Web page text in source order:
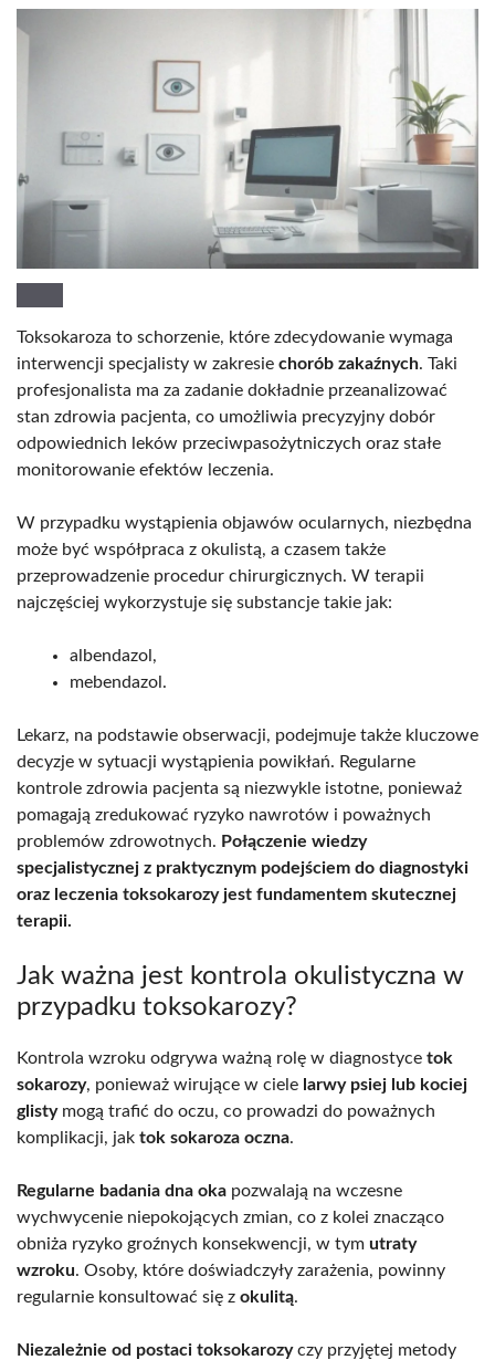
Toksokaroza to schorzenie, które zdecydowanie wymaga
interwencji specjalisty w zakresie chorób zakaźnych. Taki
profesjonalista ma za zadanie dokładnie przeanalizować
stan zdrowia pacjenta, co umożliwia precyzyjny dobór
odpowiednich leków przeciwpasożytniczych oraz stałe
monitorowanie efektów leczenia.
W przypadku wystąpienia objawów ocularnych, niezbędna
może być współpraca z okulistą, a czasem także
przeprowadzenie procedur chirurgicznych. W terapii
najczęściej wykorzystuje się substancje takie jak:
albendazol,
mebendazol.
Lekarz, na podstawie obserwacji, podejmuje także kluczowe
decyzje w sytuacji wystąpienia powikłań. Regularne
kontrole zdrowia pacjenta są niezwykle istotne, ponieważ
pomagają zredukować ryzyko nawrotów i poważnych
problemów zdrowotnych. Połączenie wiedzy
specjalistycznej z praktycznym podejściem do diagnostyki
oraz leczenia toksokarozy jest fundamentem skutecznej
terapii.
Jak ważna jest kontrola okulistyczna w
przypadku toksokarozy?
Kontrola wzroku odgrywa ważną rolę w diagnostyce tok
sokarozy, ponieważ wirujące w ciele larwy psiej lub kociej
glistymogą trafić do oczu, co prowadzi do poważnych
komplikacji, jak tok sokaroza oczna.
Regularne badania dna oka pozwalają na wczesne
wychwycenie niepokojących zmian, co z kolei znacząco
obniża ryzyko groźnych konsekwencji, w tym utraty
wzroku. Osoby, które doświadczyły zarażenia, powinny
regularnie konsultować się z okulitą.
Niezależnie od postaci toksokarozyczy przyjętej metody